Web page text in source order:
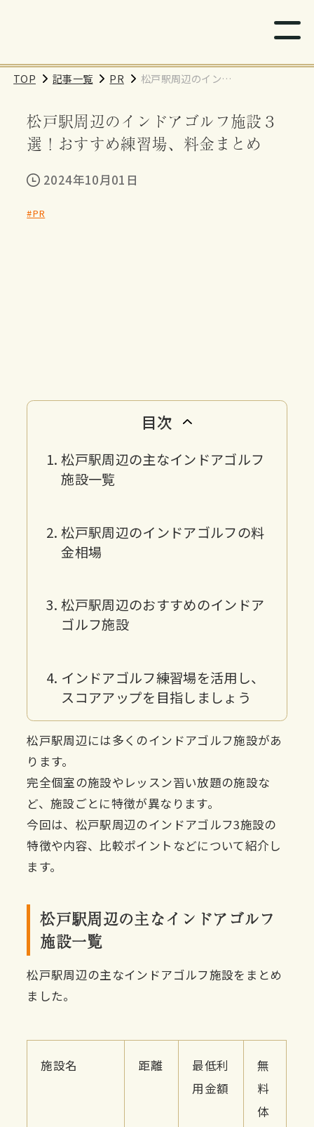
TOP 記事一覧 PR
松戸駅周辺のインド
おすすめ練習場、料
金まとめ
松戸駅周辺のインドアゴルフ施設３
選！おすすめ練習場、料金まとめ
2024年10月01日
#PR
目次
松戸駅周辺の主なインドアゴルフ
施設一覧
松戸駅周辺のインドアゴルフの料
金相場
松戸駅周辺のおすすめのインドア
ゴルフ施設
インドアゴルフ練習場を活用し、
スコアアップを目指しましょう
松戸駅周辺には多くのインドアゴルフ施設があ
ります。
完全個室の施設やレッスン習い放題の施設な
ど、施設ごとに特徴が異なります。
今回は、松戸駅周辺のインドアゴルフ3施設の
特徴や内容、比較ポイントなどについて紹介し
ます。
松戸駅周辺の主なインドアゴルフ
施設一覧
松戸駅周辺の主なインドアゴルフ施設をまとめ
ました。
施設名 距離
最低利
用金額
無
料
体